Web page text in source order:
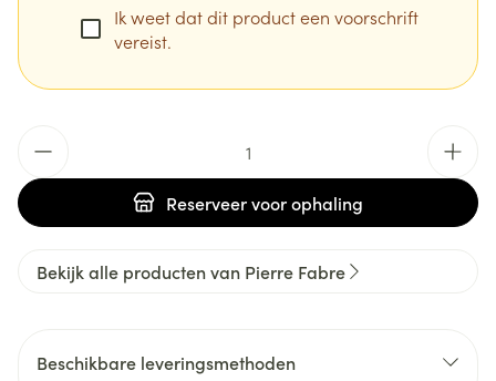
Ik weet dat dit product een voorschrift
vereist.
Reserveervoor ophaling
Bekijk alle producten van Pierre Fabre
Beschikbare leveringsmethoden